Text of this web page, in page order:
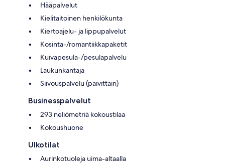
Hääpalvelut
Kielitaitoinen henkilökunta
Kiertoajelu- ja lippupalvelut
Kosinta-/romantiikkapaketit
Kuivapesula-/pesulapalvelu
Laukunkantaja
Siivouspalvelu (päivittäin)
Businesspalvelut
293 neliömetriä kokoustilaa
Kokoushuone
Ulkotilat
Aurinkotuoleja uima-altaalla